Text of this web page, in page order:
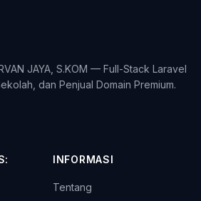
JAYA, S.KOM — Full-Stack Laravel
dan Penjual Domain Premium.
INFORMASI
Tentang